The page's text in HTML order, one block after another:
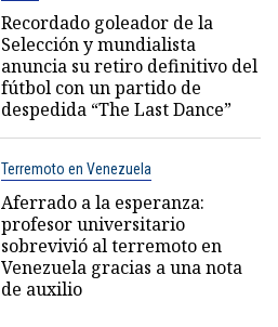
Recordado goleador de la
Selección y mundialista
anuncia su retiro definitivo del
fútbol con un partido de
despedida “The Last Dance”
Terremoto en Venezuela
Aferrado a la esperanza:
profesor universitario
sobrevivió al terremoto en
Venezuela gracias a una nota
de auxilio